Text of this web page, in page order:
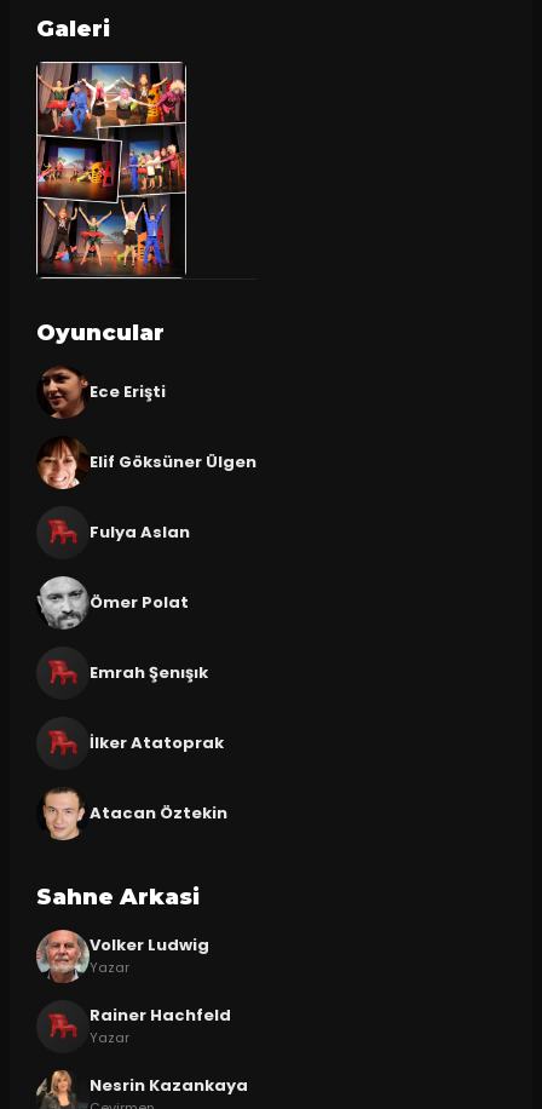
Galeri
Oyuncular
Ece Erişti
Elif Göksüner Ülgen
Fulya Aslan
Ömer Polat
Emrah Şenışık
İlker Atatoprak
Atacan Öztekin
Sahne Arkasi
Volker Ludwig
Yazar
Rainer Hachfeld
Yazar
Nesrin Kazankaya